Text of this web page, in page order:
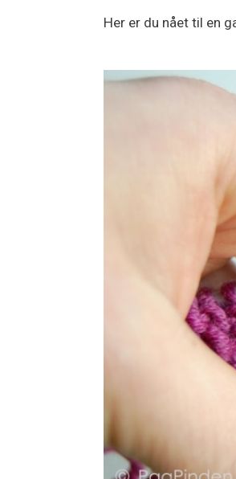
Her er du nået til en